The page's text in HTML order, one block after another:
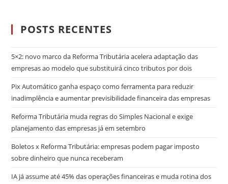
POSTS RECENTES
5×2: novo marco da Reforma Tributária acelera adaptação das
empresas ao modelo que substituirá cinco tributos por dois
Pix Automático ganha espaço como ferramenta para reduzir
inadimplência e aumentar previsibilidade financeira das empresas
Reforma Tributária muda regras do Simples Nacional e exige
planejamento das empresas já em setembro
Boletos x Reforma Tributária: empresas podem pagar imposto
sobre dinheiro que nunca receberam
IA já assume até 45% das operações financeiras e muda rotina dos